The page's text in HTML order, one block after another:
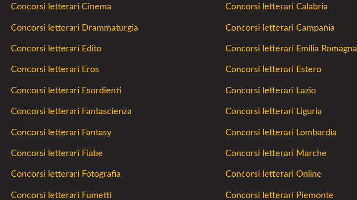
Concorsi letterari Cinema
Concorsi letterari Drammaturgia
Concorsi letterari Edito
Concorsi letterari Eros
Concorsi letterari Esordienti
Concorsi letterari Fantascienza
Concorsi letterari Fantasy
Concorsi letterari Fiabe
Concorsi letterari Fotografia
Concorsi letterari Fumetti
Concorsi letterari Calabria
Concorsi letterari Campania
Concorsi letterari Emilia Romagna
Concorsi letterari Estero
Concorsi letterari Lazio
Concorsi letterari Liguria
Concorsi letterari Lombardia
Concorsi letterari Marche
Concorsi letterari Online
Concorsi letterari Piemonte